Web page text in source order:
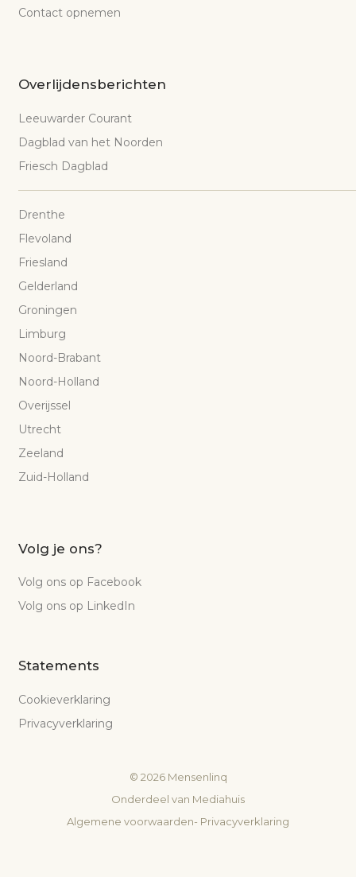
Contact opnemen
Overlijdensberichten
Leeuwarder Courant
Dagblad van het Noorden
Friesch Dagblad
Drenthe
Flevoland
Friesland
Gelderland
Groningen
Limburg
Noord-Brabant
Noord-Holland
Overijssel
Utrecht
Zeeland
Zuid-Holland
Volg je ons?
Volg ons op Facebook
Volg ons op LinkedIn
Statements
Cookieverklaring
Privacyverklaring
© 2026Mensenlinq
Onderdeel van Mediahuis
Algemene voorwaarden- Privacyverklaring